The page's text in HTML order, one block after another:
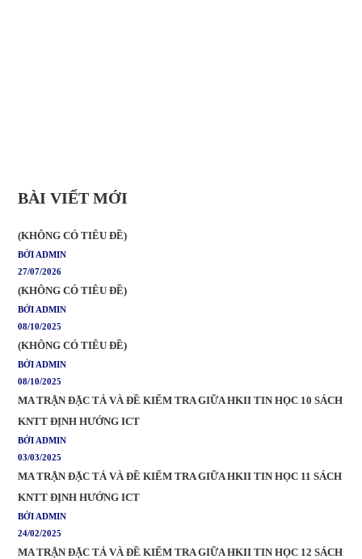
BÀI VIẾT MỚI
(KHÔNG CÓ TIÊU ĐỀ)
BỞI ADMIN
27/07/2026
(KHÔNG CÓ TIÊU ĐỀ)
BỞI ADMIN
08/10/2025
(KHÔNG CÓ TIÊU ĐỀ)
BỞI ADMIN
08/10/2025
MA TRẬN ĐẶC TẢ VÀ ĐỀ KIỂM TRA GIỮA HKII TIN HỌC 10 SÁCH
KNTT ĐỊNH HƯỚNG ICT
BỞI ADMIN
03/03/2025
MA TRẬN ĐẶC TẢ VÀ ĐỀ KIỂM TRA GIỮA HKII TIN HỌC 11 SÁCH
KNTT ĐỊNH HƯỚNG ICT
BỞI ADMIN
24/02/2025
MA TRẬN ĐẶC TẢ VÀ ĐỀ KIỂM TRA GIỮA HKII TIN HỌC 12 SÁCH